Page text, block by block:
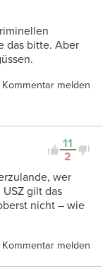
das bitte. Aber
Kommentar melden
11
2
wer
gilt das
nicht – wie
Kommentar melden